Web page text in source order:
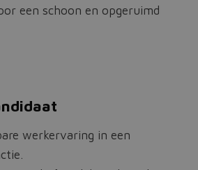
een schoon en opgeruimd
werkervaring in een